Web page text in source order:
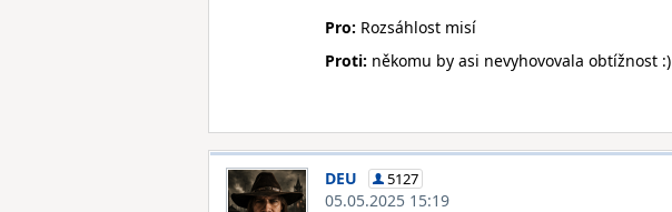
Pro: Rozsáhlost misí
Proti: někomu by asi nevyhovovala obtížnost :)
DEU 5127
05.05.2025 15:19